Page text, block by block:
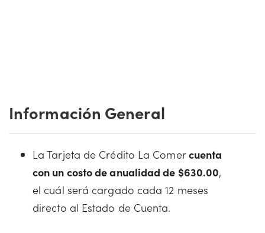
Información General
La Tarjeta de Crédito La Comercuenta
con un costo de anualidad de $630.00,
el cuál será cargado cada 12 meses
directo al Estado de Cuenta.